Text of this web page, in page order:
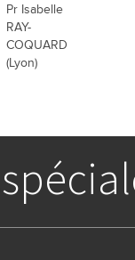
Pr Isabelle
RAY-
COQUARD
(Lyon)